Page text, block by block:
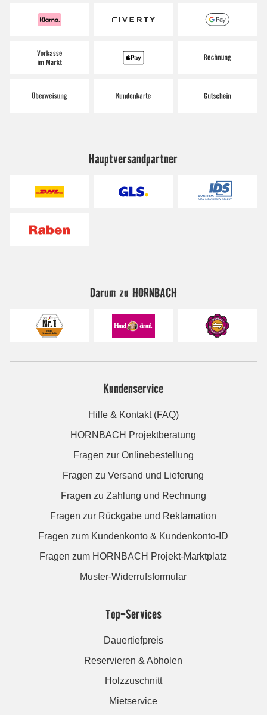
Hauptversandpartner
Darum zu HORNBACH
Kundenservice
Hilfe & Kontakt (FAQ)
HORNBACH Projektberatung
Fragen zur Onlinebestellung
Fragen zu Versand und Lieferung
Fragen zu Zahlung und Rechnung
Fragen zur Rückgabe und Reklamation
Fragen zum Kundenkonto & Kundenkonto-ID
Fragen zum HORNBACH Projekt-Marktplatz
Muster-Widerrufsformular
Top-Services
Dauertiefpreis
Reservieren & Abholen
Holzzuschnitt
Mietservice